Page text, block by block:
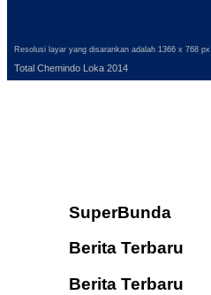
Resolusi layar yang disarankan adalah 1366 x 768 px
Total Chemindo Loka 2014
SuperBunda
Berita Terbaru
Berita Terbaru